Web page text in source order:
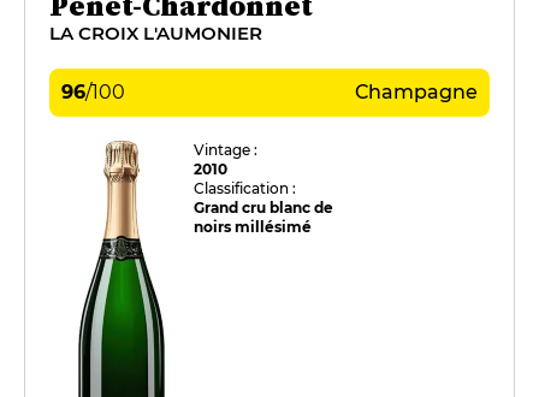
LA CROIX L'AUMONIER
96/100 Champagne
Vintage :
2010
Classification :
Grand cru blanc de
noirs millésimé